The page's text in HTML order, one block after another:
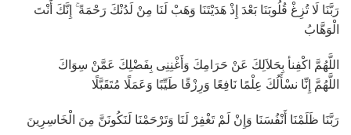
رَبَّنَا لَا تُزِغْ قُلُوبَنَا بَعْدَ إِذْ هَدَيْتَنَا وَهَبْ لَنَا مِنْ لَدُنْكَ رَحْمَةً ۚ إِنَّكَ أَنْتَ
الْوَهَّابُ
اللَّهُمَّ اكْفِنأ بِحَلاَلِكَ عَنْ حَرَامِكَ وَأَغْنِنِى بِفَضْلِكَ عَمَّنْ سِوَاكَ
اللَّهُمَّ إِنِّا نسْأَلُكَ عِلْمًا نَافِعًا وَرِزْقًا طَيِّبًا وَعَمَلًا مُتَقَبَّلًا
رَبَّنَا ظَلَمْنَا أَنْفُسَنَا وَإِنْ لَمْ تَغْفِرْ لَنَا وَتَرْحَمْنَا لَنَكُونَنَّ مِنَ الْخَاسِرِينَ